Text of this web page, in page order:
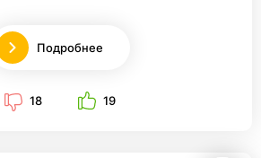
Подробнее
18 19